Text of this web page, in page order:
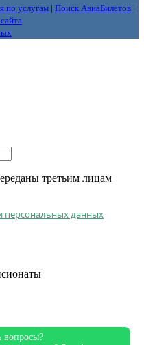
по услугам | Поиск АвиаБилетов |
вопросы?
третьим лицам
персональных данных